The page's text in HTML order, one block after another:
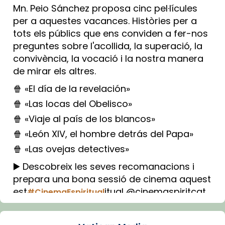
Mn. Peio Sánchez proposa cinc pel·lícules
per a aquestes vacances. Històries per a
tots els públics que ens conviden a fer-nos
preguntes sobre l'acollida, la superació, la
convivència, la vocació i la nostra manera
de mirar els altres.
🍿 «El día de la revelación»
🍿 «Las locas del Obelisco»
🍿 «Viaje al país de los blancos»
🍿 «León XIV, el hombre detrás del Papa»
🍿 «Las ovejas detectives»
▶️ Descobreix les seves recomanacions i
prepara una bona sessió de cinema aquest
est#CinemaEspiritualitual @cinemaspiritcat
Imatge: Generada amb IA (OpenAI)